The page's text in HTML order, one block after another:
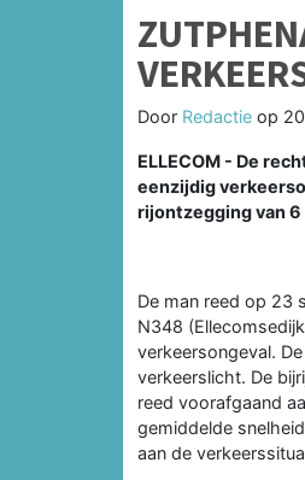
Door Redactie op
ELLECOM - De
eenzijdig
rijontzegging van 6
De man reed op 23
N348
verkeersongeval.
verkeerslicht. De
reed voorafgaand
gemiddelde
aan de